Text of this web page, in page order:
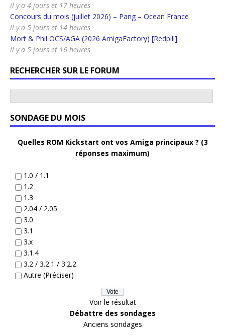
il y a 4 jours et 17 heures
Concours du mois (juillet 2026) – Pang – Ocean France
il y a 5 jours et 14 heures
Mort & Phil OCS/AGA (2026 AmigaFactory) [Redpill]
il y a 5 jours et 16 heures
RECHERCHER SUR LE FORUM
SONDAGE DU MOIS
Quelles ROM Kickstart ont vos Amiga principaux ? (3
réponses maximum)
1.0 / 1.1
1.2
1.3
2.04 / 2.05
3.0
3.1
3.x
3.1.4
3.2 / 3.2.1 / 3.2.2
Autre (Préciser)
Voir le résultat
Débattre des sondages
Anciens sondages